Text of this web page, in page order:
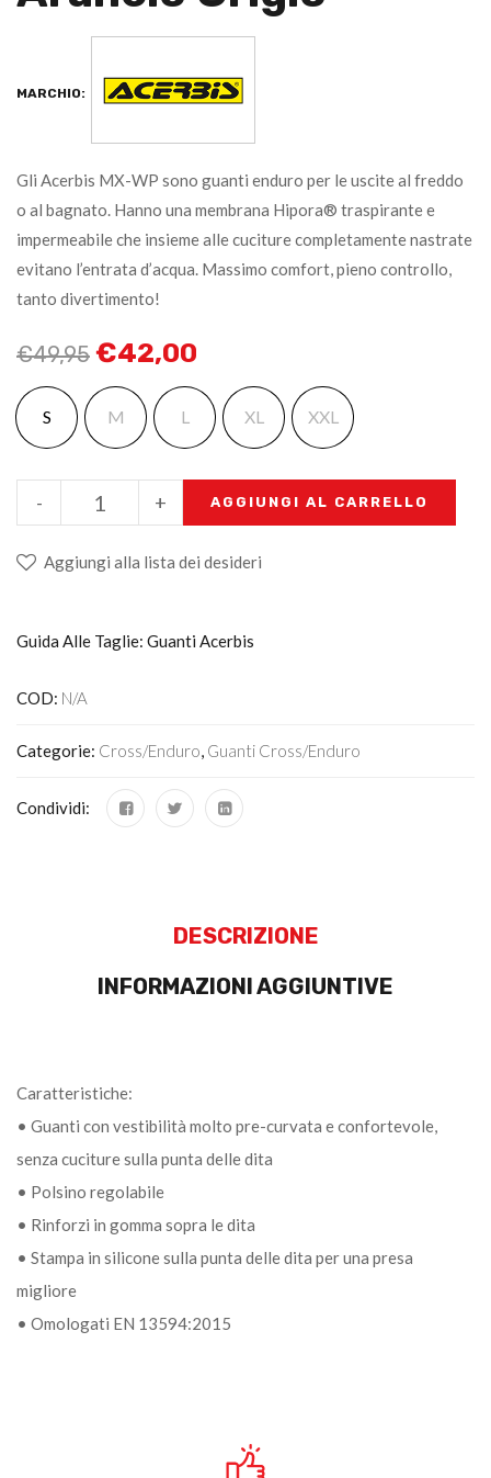
MARCHIO:
Gli Acerbis MX-WP sono guanti enduro per le uscite al freddo
o al bagnato. Hanno una membrana Hipora® traspirante e
impermeabile che insieme alle cuciture completamente nastrate
evitano l’entrata d’acqua. Massimo comfort, pieno controllo,
tanto divertimento!
€49,95 €42,00
S M L XL XXL
+
- AGGIUNGI AL CARRELLO
Aggiungi alla lista dei desideri
Guida Alle Taglie: Guanti Acerbis
COD: N/A
Categorie: Cross/Enduro, Guanti Cross/enduro
Condividi:
DESCRIZIONE
INFORMAZIONI AGGIUNTIVE
Caratteristiche:
• Guanti con vestibilità molto pre-curvata e confortevole,
senza cuciture sulla punta delle dita
• Polsino regolabile
• Rinforzi in gomma sopra le dita
• Stampa in silicone sulla punta delle dita per una presa
migliore
• Omologati EN 13594:2015